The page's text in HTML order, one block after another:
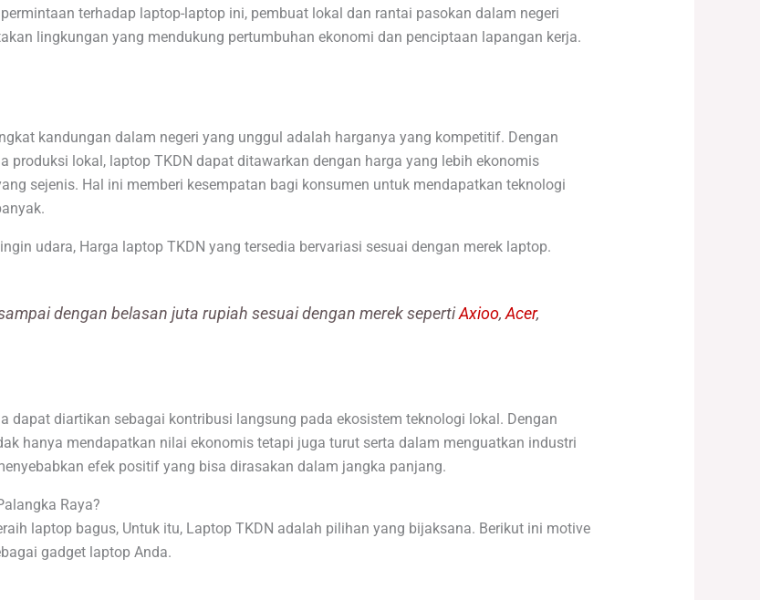
terhadap laptop-laptop ini, pembuat lokal dan rantai pasokan dalam negeri
lingkungan yang mendukung pertumbuhan ekonomi dan penciptaan lapangan kerja.
kandungan dalam negeri yang unggul adalah harganya yang kompetitif. Dengan
produksi lokal, laptop TKDN dapat ditawarkan dengan harga yang lebih ekonomis
sejenis. Hal ini memberi kesempatan bagi konsumen untuk mendapatkan teknologi
udara, Harga laptop TKDN yang tersedia bervariasi sesuai dengan merek laptop.
dengan belasan juta rupiah sesuai dengan merek sepertiAxioo,Acer,
dapat diartikan sebagai kontribusi langsung pada ekosistem teknologi lokal. Dengan
hanya mendapatkan nilai ekonomis tetapi juga turut serta dalam menguatkan industri
efek positif yang bisa dirasakan dalam jangka panjang.
Raya?
laptop bagus, Untuk itu, Laptop TKDN adalah pilihan yang bijaksana. Berikut ini motive
gadget laptop Anda.